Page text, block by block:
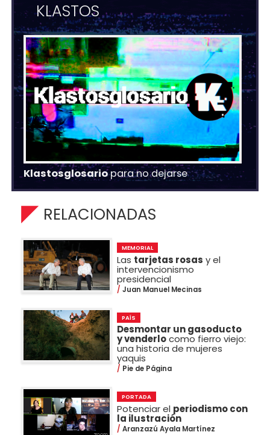
KLASTOS
Klastosglosariopara no dejarse
RELACIONADAS
MEMORIAL
Las tarjetas rosas y el
intervencionismo
presidencial
Juan Manuel Mecinas
PAÍS
Desmontar un gasoducto
y venderlocomo fierro viejo:
una historia de mujeres
yaquis
Pie de Página
PORTADA
Potenciar el periodismo con
la ilustración
Aranzazú Ayala Martínez